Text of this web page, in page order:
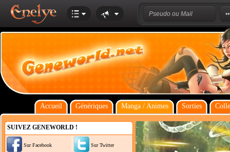
Accueil Génériques Manga / Animes Sorties
SUIVEZ GENEWORLD !
Sur Facebook Sur Twitter